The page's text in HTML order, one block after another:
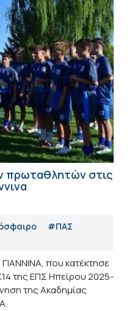
πρωταθλητών στις
#ΠΑΣ
που κατέκτησε
της ΕΠΣ Ηπείρου 2025-
της Ακαδημίας